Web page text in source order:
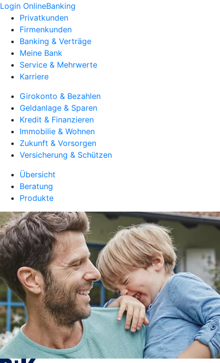
Login OnlineBanking
Privatkunden
Firmenkunden
Banking & Verträge
Meine Bank
Service & Mehrwerte
Karriere
Girokonto & Bezahlen
Geldanlage & Sparen
Kredit & Finanzieren
Immobilie & Wohnen
Zukunft & Vorsorgen
Versicherung & Schützen
Übersicht
Beratung
Produkte